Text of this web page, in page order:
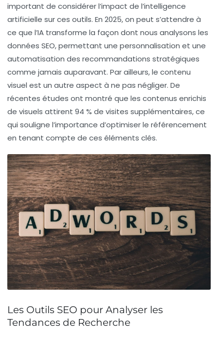
important de considérer l’impact de l’intelligence
artificielle sur ces outils. En 2025, on peut s’attendre à
ce que l’IA transforme la façon dont nous analysons les
données SEO, permettant une personnalisation et une
automatisation des recommandations stratégiques
comme jamais auparavant. Par ailleurs, le contenu
visuel est un autre aspect à ne pas négliger. De
récentes études ont montré que les contenus enrichis
de visuels attirent 94 % de visites supplémentaires, ce
qui souligne l’importance d’optimiser le référencement
en tenant compte de ces éléments clés.
Les Outils SEO pour Analyser les
Tendances de Recherche